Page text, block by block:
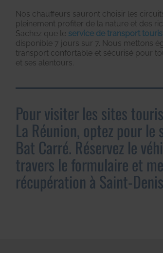
Nos chauffeurs sauront choisir les
pleinement profiter de la nature et des
Sachez que le service de transport
disponible 7 jours sur 7. Nous mettons
transport confortable et sécurisé pour
et ses alentours.
Pour visiter les sites
La Réunion, optez pour le
Bat Carré. Réservez le
travers le formulaire et
récupération à Saint-